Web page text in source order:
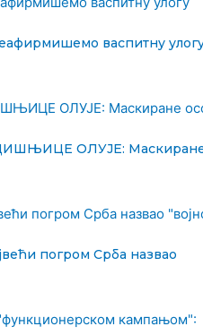
васпитну
ОЛУЈЕ:
погром Срба назвао